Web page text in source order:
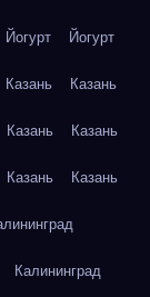
Йогурт Йогурт
Казань Казань
Казань Казань
Казань Казань
Калининград